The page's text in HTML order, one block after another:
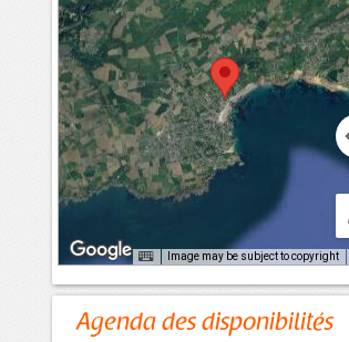
Image may be subject to copyright
Agenda des disponibilités